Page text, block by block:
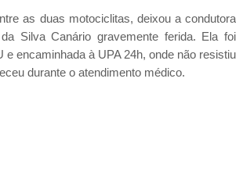
as duas motociclitas, deixou a condutora
Silva Canário gravemente ferida. Ela foi
e encaminhada à UPA 24h, onde não resistiu
durante o atendimento médico.